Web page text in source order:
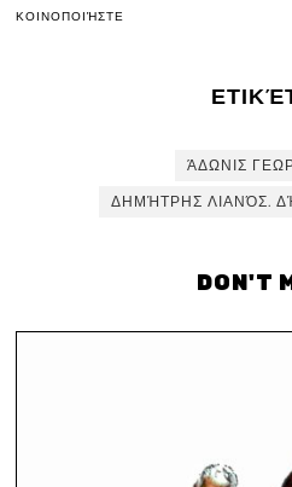
ΚΟΙΝΟΠΟΙΉΣΤΕ
ΆΔΩΝΙΣ
ΔΗΜΉΤΡΗΣ ΛΙΑΝΌΣ.
DON'T